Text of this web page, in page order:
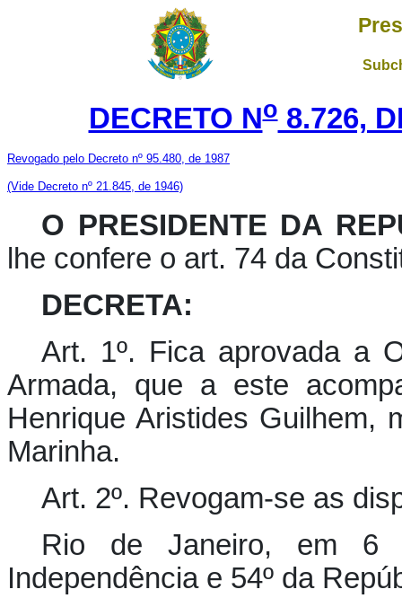
DECRETO No8.726,
Revogado pelo Decreto nº 95.480, de 1987
(Vide Decreto nº 21.845, de 1946)
O PRESIDENTE DA
lhe confere o art. 74 da
DECRETA:
Art. 1º. Fica aprovada a
Armada, que a este
Henrique Aristides Guilhem,
Marinha.
Art. 2º. Revogam-se as
Rio de Janeiro, em 6
Independência e 54º da